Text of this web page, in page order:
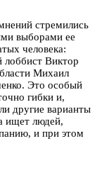
стремились
выборами ее
человека:
лоббист Виктор
Михаил
Это особый
гибки и,
другие варианты
ищет людей,
и при этом